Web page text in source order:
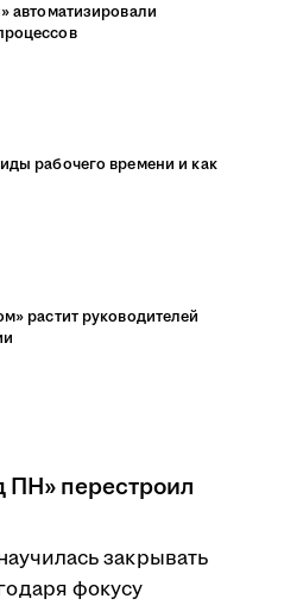
автоматизировали
рабочего времени и как
растит руководителей
перестроил
закрывать
фокусу